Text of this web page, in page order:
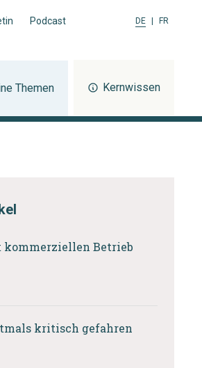
Podcast DE FR
Themen Kernwissen
kommerziellen Betrieb
kritisch gefahren